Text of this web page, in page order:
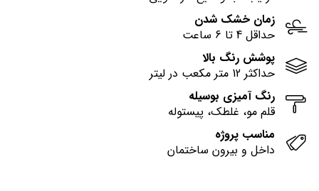
زمان خشک شدن
حداقل 4 تا 6 ساعت
پوشش رنگ بالا
حداکثر 12 متر مکعب در لیتر
رنگ آمیزی بوسیله
قلم مو، غلطک، پیستوله
مناسب پروژه
داخل و بیرون ساختمان